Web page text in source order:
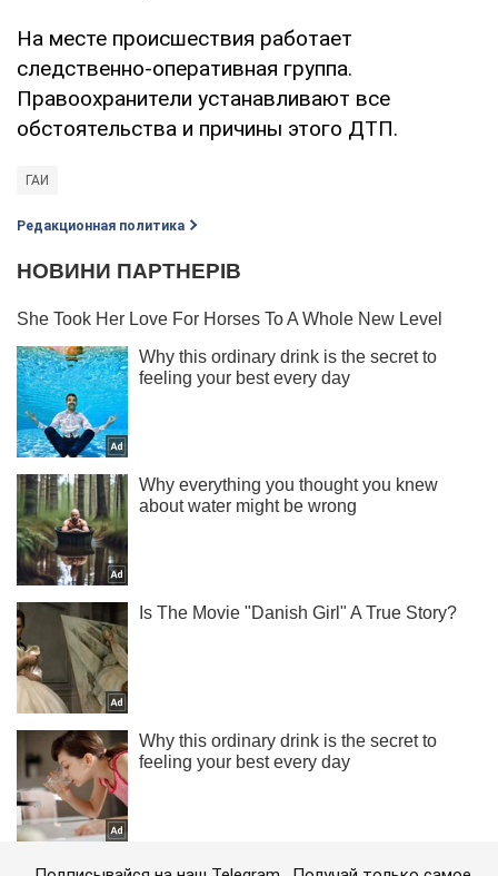
На месте происшествия работает
следственно-оперативная группа.
Правоохранители устанавливают все
обстоятельства и причины этого ДТП.
ГАИ
Редакционная политика